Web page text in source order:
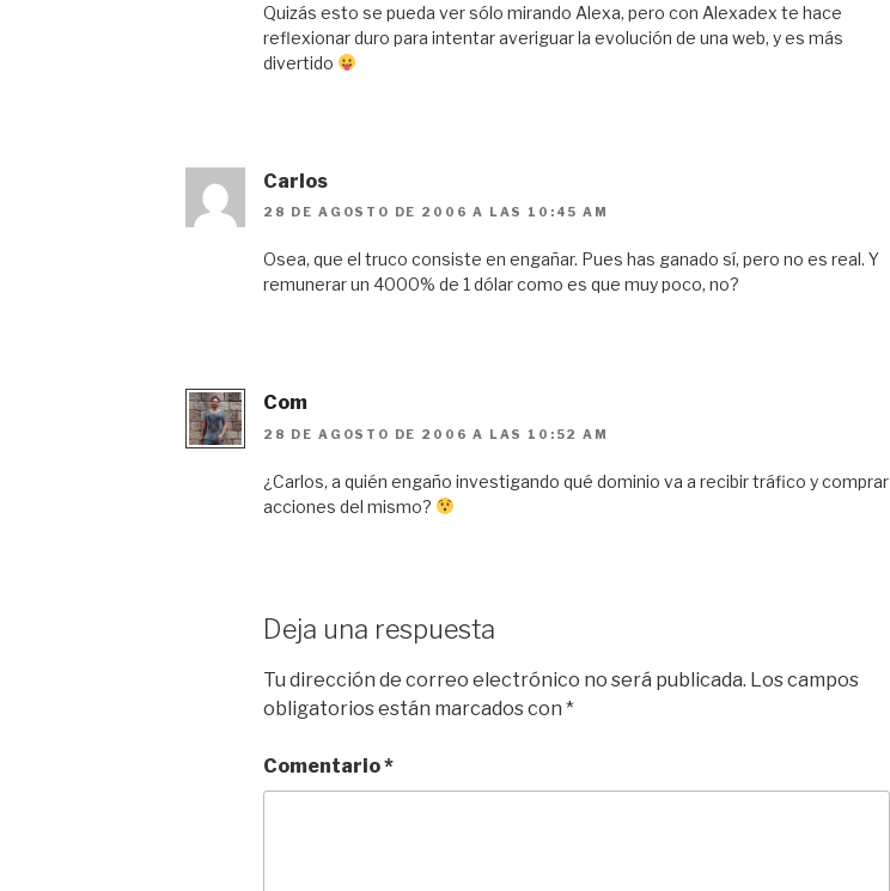
Quizás esto se pueda ver sólo mirando Alexa, pero con Alexadex te hace
reflexionar duro para intentar averiguar la evolución de una web, y es más
divertido
Carlos
28 DE AGOSTO DE 2006 A LAS 10:45 AM
Osea, que el truco consiste en engañar. Pues has ganado sí, pero no es real. Y
remunerar un 4000% de 1 dólar como es que muy poco, no?
Com
28 DE AGOSTO DE 2006 A LAS 10:52 AM
¿Carlos, a quién engaño investigando qué dominio va a recibir tráfico y comprar
acciones del mismo?
Deja una respuesta
Tu dirección de correo electrónico no será publicada. Los campos
obligatorios están marcados con *
Comentario*